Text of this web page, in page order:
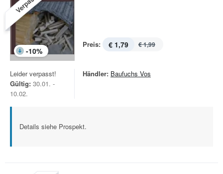
-10%
Preis: € 1,79 € 1,99
Leider verpasst!
Gültig: 30.01. -
10.02.
Händler: Baufuchs Vos
Details siehe Prospekt.